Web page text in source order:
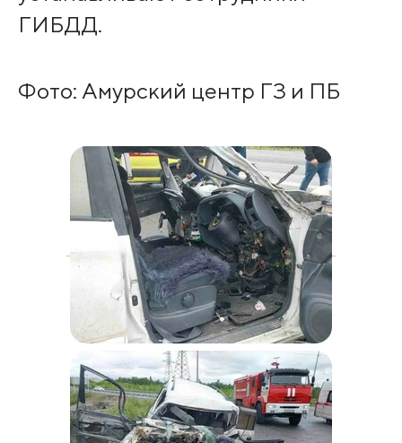
ГИБДД.
Фото: Амурский центр ГЗ и ПБ